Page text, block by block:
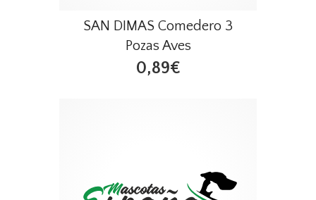
SAN DIMAS Comedero 3
Pozas Aves
0,89€